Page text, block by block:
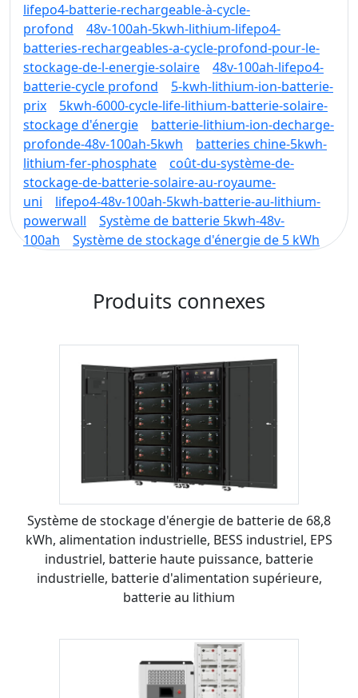
lifepo4-batterie-rechargeable-à-cycle-
profond
48v-100ah-5kwh-lithium-lifepo4-
batteries-rechargeables-a-cycle-profond-pour-le-
stockage-de-l-energie-solaire
48v-100ah-lifepo4-
batterie-cycle profond
5-kwh-lithium-ion-batterie-
prix
5kwh-6000-cycle-life-lithium-batterie-solaire-
stockage d'énergie
batterie-lithium-ion-decharge-
profonde-48v-100ah-5kwh
batteries chine-5kwh-
lithium-fer-phosphate
coût-du-système-de-
stockage-de-batterie-solaire-au-royaume-
uni
lifepo4-48v-100ah-5kwh-batterie-au-lithium-
powerwall
Système de batterie 5kwh-48v-
100ah
Système de stockage d'énergie de 5 kWh
Produits connexes
Système de stockage d'énergie de batterie de 68,8
kWh, alimentation industrielle, BESS industriel, EPS
industriel, batterie haute puissance, batterie
industrielle, batterie d'alimentation supérieure,
batterie au lithium